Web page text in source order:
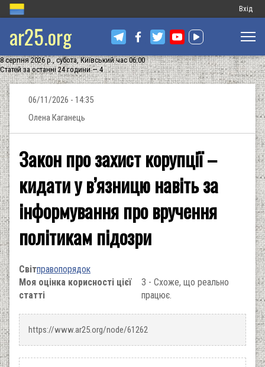
Меню
запису
Вхід
ar25.org
8 серпня 2026 р., субота, Київський час 06:00
Статей за останні 24 години — 4
06/11/2026 - 14:35
Олена Каганець
Закон про захист корупції –
кидати у в’язницю навіть за
інформування про вручення
політикам підозри
Світправопорядок
Моя оцінка корисності цієї
статті
3 - Схоже, що реально
працює.
https://www.ar25.org/node/61262